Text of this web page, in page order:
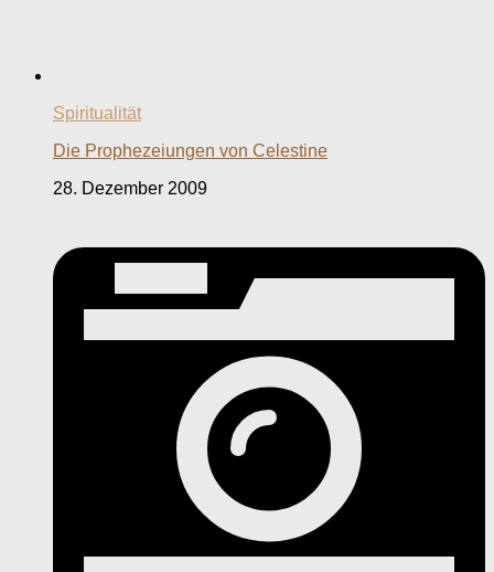
Spiritualität
Die Prophezeiungen von Celestine
28. Dezember 2009